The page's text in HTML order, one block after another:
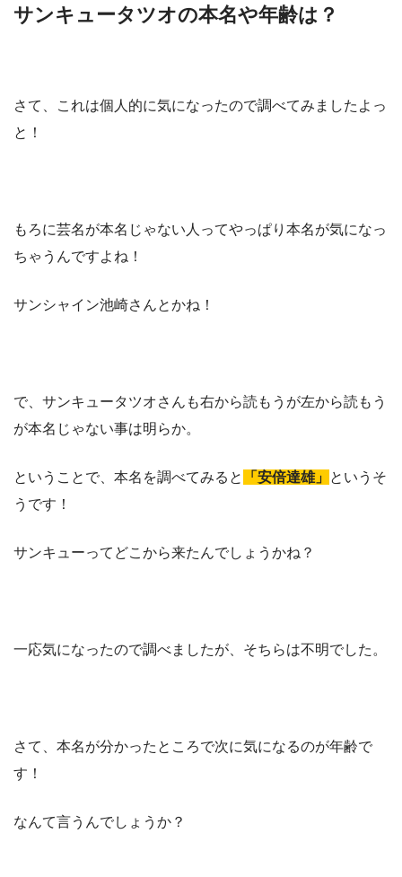
サンキュータツオの本名や年齢は？
さて、これは個人的に気になったので調べてみましたよっ
と！
もろに芸名が本名じゃない人ってやっぱり本名が気になっ
ちゃうんですよね！
サンシャイン池崎さんとかね！
で、サンキュータツオさんも右から読もうが左から読もう
が本名じゃない事は明らか。
ということで、本名を調べてみると 「安倍達雄」 というそ
うです！
サンキューってどこから来たんでしょうかね？
一応気になったので調べましたが、そちらは不明でした。
さて、本名が分かったところで次に気になるのが年齢で
す！
なんて言うんでしょうか？